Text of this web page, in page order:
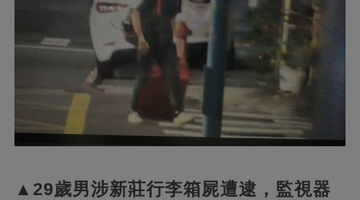
▲29歲男涉新莊行李箱屍遭逮，監視器